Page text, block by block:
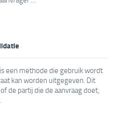
een methode die gebruik wordt
kan worden uitgegeven. Dit
de partij die de aanvraag doet,